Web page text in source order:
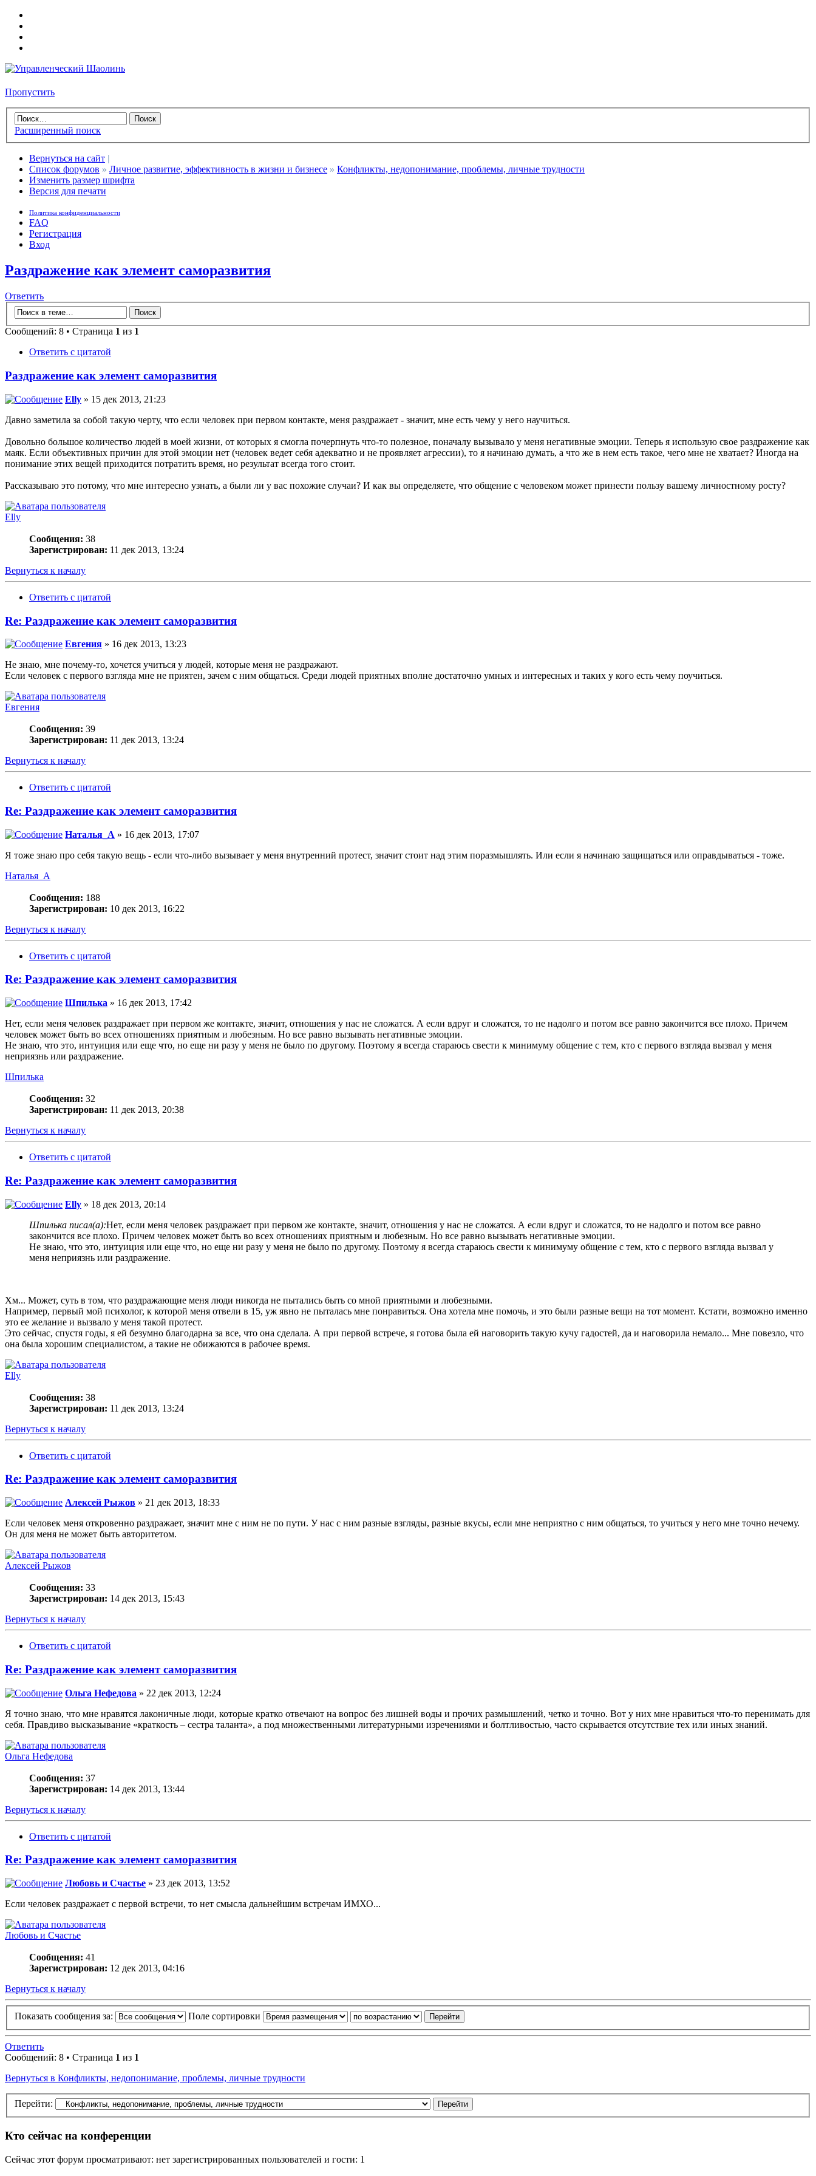
Пропустить
Расширенный поиск
Вернуться на сайт |
Список форумов » Личное развитие, эффективность в жизни и бизнесе » Конфликты, недопонимание, проблемы, личные трудности
Изменить размер шрифта
Версия для печати
Политика конфиденциальности
FAQ
Регистрация
Вход
Раздражение как элемент саморазвития
Ответить
Сообщений: 8 • Страница 1 из 1
Ответить с цитатой
Раздражение как элемент саморазвития
Elly » 15 дек 2013, 21:23
Давно заметила за собой такую черту, что если человек при первом контакте, меня раздражает - значит, мне есть чему у него научиться.
Довольно большое количество людей в моей жизни, от которых я смогла почерпнуть что-то полезное, поначалу вызывало у меня негативные эмоции. Теперь я использую свое раздражение как
маяк. Если объективных причин для этой эмоции нет (человек ведет себя адекватно и не проявляет агрессии), то я начинаю думать, а что же в нем есть такое, чего мне не хватает? Иногда на
понимание этих вещей приходится потратить время, но результат всегда того стоит.
Рассказываю это потому, что мне интересно узнать, а были ли у вас похожие случаи? И как вы определяете, что общение с человеком может принести пользу вашему личностному росту?
Elly
Сообщения: 38
Зарегистрирован: 11 дек 2013, 13:24
Вернуться к началу
Ответить с цитатой
Re: Раздражение как элемент саморазвития
Евгения » 16 дек 2013, 13:23
Не знаю, мне почему-то, хочется учиться у людей, которые меня не раздражают.
Если человек с первого взгляда мне не приятен, зачем с ним общаться. Среди людей приятных вполне достаточно умных и интересных и таких у кого есть чему поучиться.
Евгения
Сообщения: 39
Зарегистрирован: 11 дек 2013, 13:24
Вернуться к началу
Ответить с цитатой
Re: Раздражение как элемент саморазвития
Наталья_А » 16 дек 2013, 17:07
Я тоже знаю про себя такую вещь - если что-либо вызывает у меня внутренний протест, значит стоит над этим поразмышлять. Или если я начинаю защищаться или оправдываться - тоже.
Наталья_А
Сообщения: 188
Зарегистрирован: 10 дек 2013, 16:22
Вернуться к началу
Ответить с цитатой
Re: Раздражение как элемент саморазвития
Шпилька » 16 дек 2013, 17:42
Нет, если меня человек раздражает при первом же контакте, значит, отношения у нас не сложатся. А если вдруг и сложатся, то не надолго и потом все равно закончится все плохо. Причем
человек может быть во всех отношениях приятным и любезным. Но все равно вызывать негативные эмоции.
Не знаю, что это, интуиция или еще что, но еще ни разу у меня не было по другому. Поэтому я всегда стараюсь свести к минимуму общение с тем, кто с первого взгляда вызвал у меня
неприязнь или раздражение.
Шпилька
Сообщения: 32
Зарегистрирован: 11 дек 2013, 20:38
Вернуться к началу
Ответить с цитатой
Re: Раздражение как элемент саморазвития
Elly » 18 дек 2013, 20:14
Шпилька писал(а):Нет, если меня человек раздражает при первом же контакте, значит, отношения у нас не сложатся. А если вдруг и сложатся, то не надолго и потом все равно
закончится все плохо. Причем человек может быть во всех отношениях приятным и любезным. Но все равно вызывать негативные эмоции.
Не знаю, что это, интуиция или еще что, но еще ни разу у меня не было по другому. Поэтому я всегда стараюсь свести к минимуму общение с тем, кто с первого взгляда вызвал у
меня неприязнь или раздражение.
Хм... Может, суть в том, что раздражающие меня люди никогда не пытались быть со мной приятными и любезными.
Например, первый мой психолог, к которой меня отвели в 15, уж явно не пыталась мне понравиться. Она хотела мне помочь, и это были разные вещи на тот момент. Кстати, возможно именно
это ее желание и вызвало у меня такой протест.
Это сейчас, спустя годы, я ей безумно благодарна за все, что она сделала. А при первой встрече, я готова была ей наговорить такую кучу гадостей, да и наговорила немало... Мне повезло, что
она была хорошим специалистом, а такие не обижаются в рабочее время.
Elly
Сообщения: 38
Зарегистрирован: 11 дек 2013, 13:24
Вернуться к началу
Ответить с цитатой
Re: Раздражение как элемент саморазвития
Алексей Рыжов » 21 дек 2013, 18:33
Если человек меня откровенно раздражает, значит мне с ним не по пути. У нас с ним разные взгляды, разные вкусы, если мне неприятно с ним общаться, то учиться у него мне точно нечему.
Он для меня не может быть авторитетом.
Алексей Рыжов
Сообщения: 33
Зарегистрирован: 14 дек 2013, 15:43
Вернуться к началу
Ответить с цитатой
Re: Раздражение как элемент саморазвития
Ольга Нефедова » 22 дек 2013, 12:24
Я точно знаю, что мне нравятся лаконичные люди, которые кратко отвечают на вопрос без лишней воды и прочих размышлений, четко и точно. Вот у них мне нравиться что-то перенимать для
себя. Правдиво высказывание «краткость – сестра таланта», а под множественными литературными изречениями и болтливостью, часто скрывается отсутствие тех или иных знаний.
Ольга Нефедова
Сообщения: 37
Зарегистрирован: 14 дек 2013, 13:44
Вернуться к началу
Ответить с цитатой
Re: Раздражение как элемент саморазвития
Любовь и Счастье » 23 дек 2013, 13:52
Если человек раздражает с первой встречи, то нет смысла дальнейшим встречам ИМХО...
Любовь и Счастье
Сообщения: 41
Зарегистрирован: 12 дек 2013, 04:16
Вернуться к началу
Показать сообщения за: Поле сортировки
Ответить
Сообщений: 8 • Страница 1 из 1
Вернуться в Конфликты, недопонимание, проблемы, личные трудности
Перейти:
Кто сейчас на конференции
Сейчас этот форум просматривают: нет зарегистрированных пользователей и гости: 1